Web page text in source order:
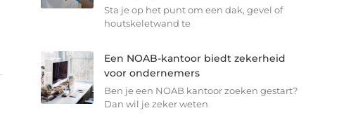
Sta je op het punt om een dak, gevel of
houtskeletwand te
Een NOAB-kantoor biedt zekerheid
voor ondernemers
Ben je een NOAB kantoor zoeken gestart?
Dan wil je zeker weten